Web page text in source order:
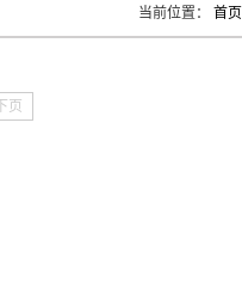
当前位置： 首页
下页